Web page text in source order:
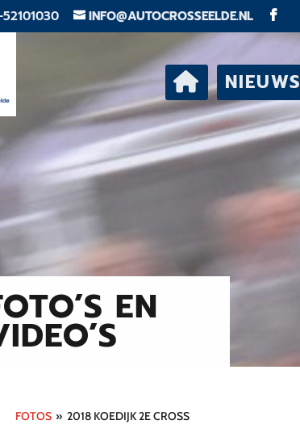
INFO@AUTOCROSSEELDE.NL
NIEUWS
EN
FOTOS » 2018 KOEDIJK 2E CROSS